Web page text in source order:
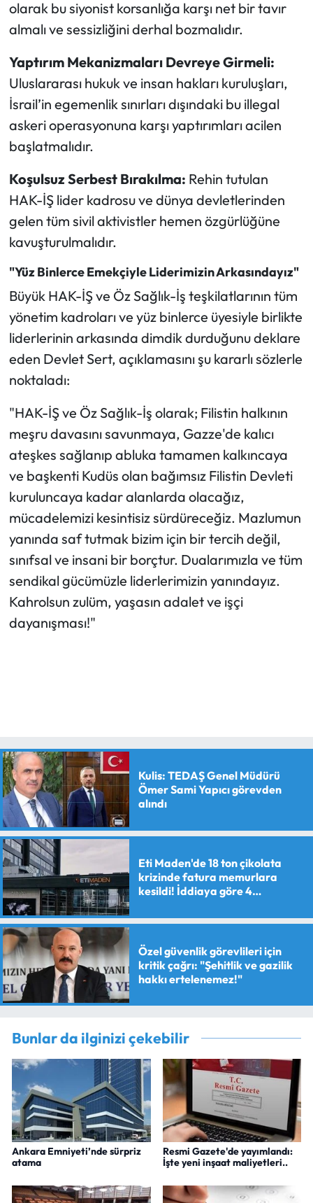
olarak bu siyonist korsanlığa karşı net bir tavır
almalı ve sessizliğini derhal bozmalıdır.
Yaptırım Mekanizmaları Devreye Girmeli:
Uluslararası hukuk ve insan hakları kuruluşları,
İsrail’in egemenlik sınırları dışındaki bu illegal
askeri operasyonuna karşı yaptırımları acilen
başlatmalıdır.
Koşulsuz Serbest Bırakılma: Rehin tutulan
HAK-İŞ lider kadrosu ve dünya devletlerinden
gelen tüm sivil aktivistler hemen özgürlüğüne
kavuşturulmalıdır.
"Yüz Binlerce Emekçiyle Liderimizin Arkasındayız"
Büyük HAK-İŞ ve Öz Sağlık-İş teşkilatlarının tüm
yönetim kadroları ve yüz binlerce üyesiyle birlikte
liderlerinin arkasında dimdik durduğunu deklare
eden Devlet Sert, açıklamasını şu kararlı sözlerle
noktaladı:
"HAK-İŞ ve Öz Sağlık-İş olarak; Filistin halkının
meşru davasını savunmaya, Gazze'de kalıcı
ateşkes sağlanıp abluka tamamen kalkıncaya
ve başkenti Kudüs olan bağımsız Filistin Devleti
kuruluncaya kadar alanlarda olacağız,
mücadelemizi kesintisiz sürdüreceğiz. Mazlumun
yanında saf tutmak bizim için bir tercih değil,
sınıfsal ve insani bir borçtur. Dualarımızla ve tüm
sendikal gücümüzle liderlerimizin yanındayız.
Kahrolsun zulüm, yaşasın adalet ve işçi
dayanışması!"
Kulis: TEDAŞ Genel Müdürü
Ömer Sami Yapıcı görevden
alındı
Eti Maden'de 18 ton çikolata
krizinde fatura memurlara
kesildi! İddiaya göre 4
verildi
Özel güvenlik görevlileri için
kritik çağrı: "Şehitlik ve gazilik
hakkı ertelenemez!"
Bunlar da ilginizi çekebilir
Ankara Emniyeti’nde sürpriz
atama
Resmi Gazete'de yayımlandı:
İşte yeni inşaat maliyetleri..